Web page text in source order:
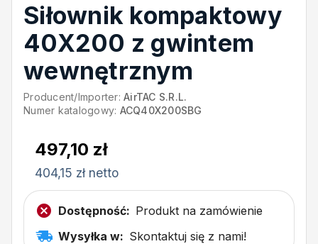
Siłownik kompaktowy
40X200 z gwintem
wewnętrznym
Producent/Importer: AirTAC S.R.L.
Numer katalogowy: ACQ40X200SBG
497,10 zł
404,15 zł netto
Dostępność: Produkt na zamówienie
Wysyłka w: Skontaktuj się z nami!